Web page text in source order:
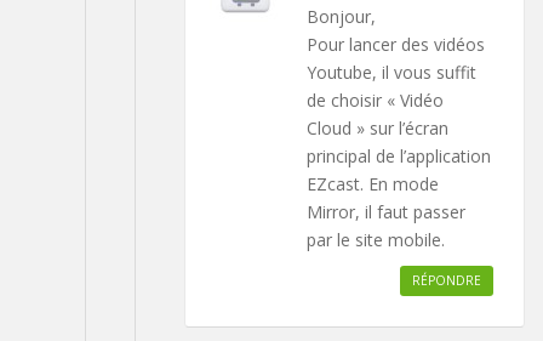
Bonjour,
Pour lancer des vidéos
Youtube, il vous suffit
de choisir « Vidéo
Cloud » sur l’écran
principal de l’application
EZcast. En mode
Mirror, il faut passer
par le site mobile.
RÉPONDRE